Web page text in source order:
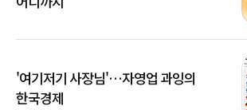
'여기저기 사장님'…자영업 과잉의
한국경제